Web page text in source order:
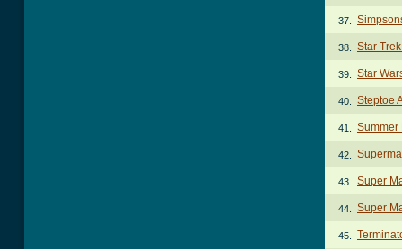
37.
38. Star
39. Star
40. Steptoe
41. Summer
42.
43. Super
44. Super
45.